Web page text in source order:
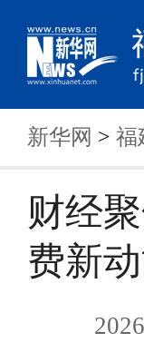
新华网 > 福
财经
费新